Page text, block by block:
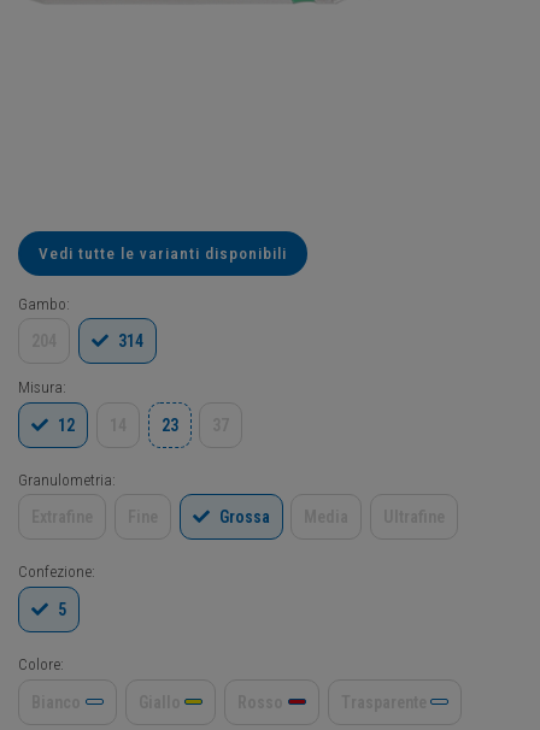
Vedi tutte le varianti disponibili
Gambo:
314
Misura:
12
23
Granulometria:
Grossa
Confezione:
5
Colore: